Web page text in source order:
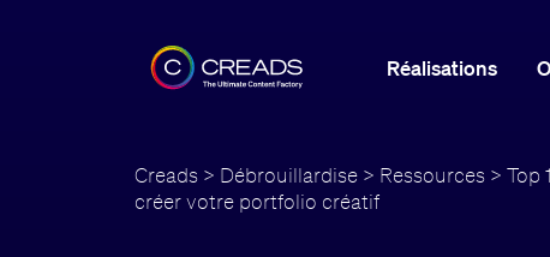
Réalisations
Creads > Débrouillardise > Ressources > Top
créer votre portfolio créatif